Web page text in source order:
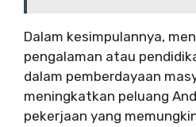
Dalam kesimpulannya,
pengalaman atau
dalam pemberdayaan
meningkatkan peluang
pekerjaan yang